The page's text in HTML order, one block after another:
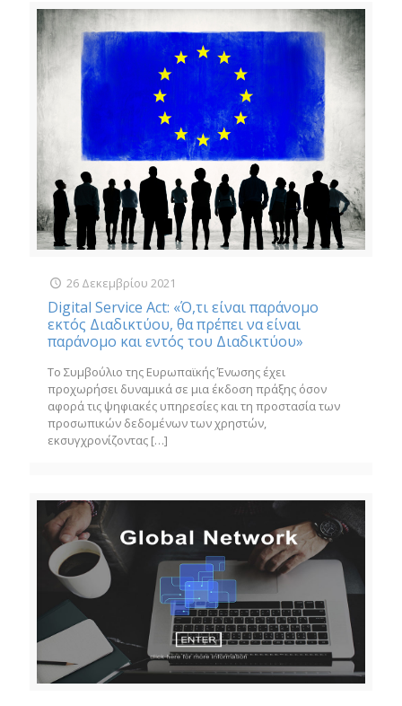
26 Δεκεμβρίου 2021
Digital Service Act: «Ό,τι είναι παράνομο
εκτός Διαδικτύου, θα πρέπει να είναι
παράνομο και εντός του Διαδικτύου»
Το Συμβούλιο της Ευρωπαϊκής Ένωσης έχει
προχωρήσει δυναμικά σε μια έκδοση πράξης όσον
αφορά τις ψηφιακές υπηρεσίες και τη προστασία των
προσωπικών δεδομένων των χρηστών,
εκσυγχρονίζοντας […]